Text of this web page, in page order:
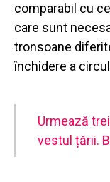
comparabil cu
care sunt
tronsoane
închidere a
Urmează
vestul țării.